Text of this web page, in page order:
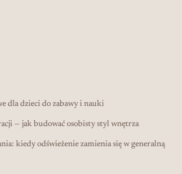
dla dzieci do zabawy i nauki
— jak budować osobisty styl wnętrza
kiedy odświeżenie zamienia się w generalną